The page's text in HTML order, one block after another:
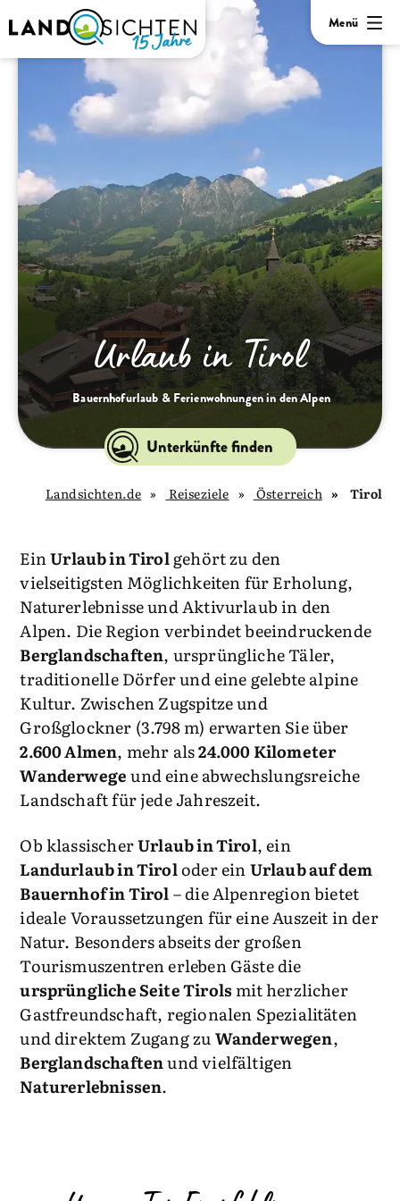
Menü
Urlaub in Tirol
Bauernhofurlaub & Ferienwohnungen in den Alpen
Unterkünfte finden
Tirol
Österreich
Reiseziele
Landsichten.de
EinUrlaub in Tirolgehört zu den
vielseitigsten Möglichkeiten für Erholung,
Naturerlebnisse und Aktivurlaub in den
Alpen. Die Region verbindet beeindruckende
Berglandschaften, ursprüngliche Täler,
traditionelle Dörfer und eine gelebte alpine
Kultur. Zwischen Zugspitze und
Großglockner (3.798 m) erwarten Sie über
2.600 Almen, mehr als24.000 Kilometer
Wanderwegeund eine abwechslungsreiche
Landschaft für jede Jahreszeit.
Ob klassischerUrlaub in Tirol, ein
Landurlaub in Tiroloder einUrlaub auf dem
Bauernhof in Tirol– die Alpenregion bietet
ideale Voraussetzungen für eine Auszeit in der
Natur. Besonders abseits der großen
Tourismuszentren erleben Gäste die
ursprüngliche Seite Tirolsmit herzlicher
Gastfreundschaft, regionalen Spezialitäten
und direktem Zugang zuWanderwegen,
Berglandschaftenund vielfältigen
Naturerlebnissen.